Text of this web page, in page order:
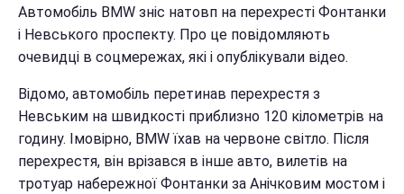
Автомобіль BMW зніс натовп на перехресті Фонтанки
і Невського проспекту. Про це повідомляють
очевидці в соцмережах, які і опублікували відео.
Відомо, автомобіль перетинав перехрестя з
Невським на швидкості приблизно 120 кілометрів на
годину. Імовірно, BMW їхав на червоне світло. Після
перехрестя, він врізався в інше авто, вилетів на
тротуар набережної Фонтанки за Анічковим мостом і